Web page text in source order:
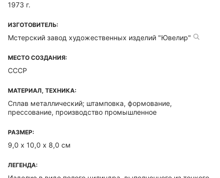
1973 г.
ИЗГОТОВИТЕЛЬ:
Мстерский завод художественных изделий "Ювелир"
МЕСТО СОЗДАНИЯ:
СССР
МАТЕРИАЛ, ТЕХНИКА:
Сплав металлический; штамповка, формование,
прессование, производство промышленное
РАЗМЕР:
9,0 х 10,0 х 8,0 см
ЛЕГЕНДА: